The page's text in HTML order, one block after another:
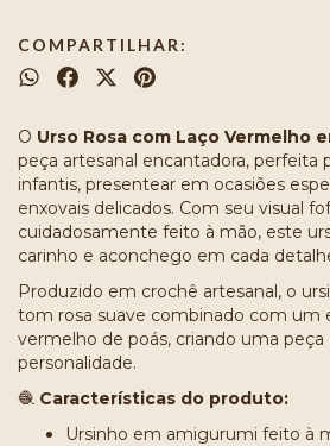
COMPARTILHAR:
O Urso Rosa com Laço Vermelho
peça artesanal encantadora, perfeita
infantis, presentear em ocasiões
enxovais delicados. Com seu visual
cuidadosamente feito à mão, este
carinho e aconchego em cada
Produzido em crochê artesanal, o
tom rosa suave combinado com um
vermelho de poás, criando uma
personalidade.
🧶 Características do produto:
Ursinho em amigurumi feito à